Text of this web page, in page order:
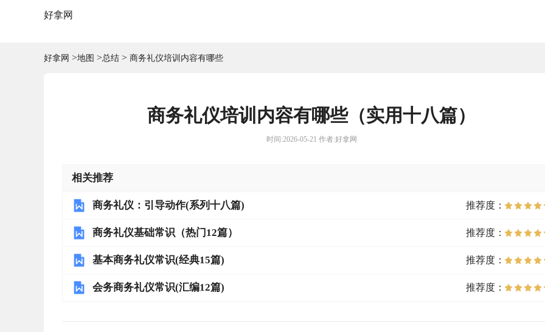
好拿网
好拿网 >地图 >总结 > 商务礼仪培训内容有哪些
商务礼仪培训内容有哪些（实用十八篇）
时间:2026-05-21 作者:好拿网
相关推荐
商务礼仪：引导动作(系列十八篇) 推荐度：
商务礼仪基础常识（热门12篇） 推荐度：
基本商务礼仪常识(经典15篇) 推荐度：
会务商务礼仪常识(汇编12篇) 推荐度：